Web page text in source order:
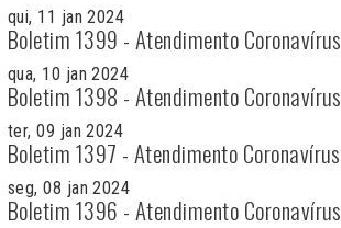
qui, 11 jan 2024
Boletim 1399 - Atendimento Coronavírus
qua, 10 jan 2024
Boletim 1398 - Atendimento Coronavírus
ter, 09 jan 2024
Boletim 1397 - Atendimento Coronavírus
seg, 08 jan 2024
Boletim 1396 - Atendimento Coronavírus